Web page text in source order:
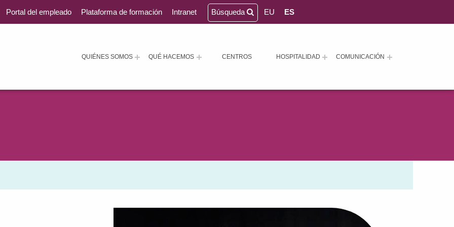
QUIÉNES SOMOS QUÉ HACEMOS CENTROS HOSPITALIDAD COMUNICACIÓN
Portal del empleado Plataforma de formación Intranet Búsqueda EU ES